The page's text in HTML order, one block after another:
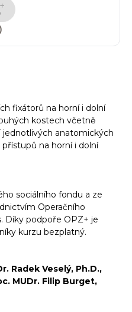
fixátorů na horní i dolní
kostech včetně
anatomických
na horní i dolní
sociálního fondu a ze
Operačního
Díky podpoře OPZ+ je
kurzu bezplatný.
Radek Veselý, Ph.D.,
MUDr. Filip Burget,